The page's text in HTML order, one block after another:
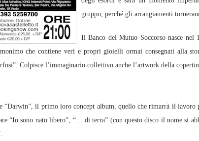
gruppo, perché gli arrangiamenti
Il Banco del Mutuo Soccorso nasce
che contiene veri e propri gioielli ormai consegnati alla
Colpisce l’immaginario collettivo anche l’artwork della
“Darwin”, il primo loro concept album, quello che rimarrà il lavoro
“Io sono nato libero”, “… di terra” (con questo disco il nome si